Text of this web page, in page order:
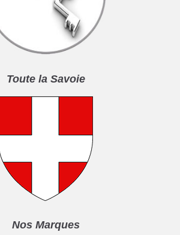
Toute la Savoie
Nos Marques